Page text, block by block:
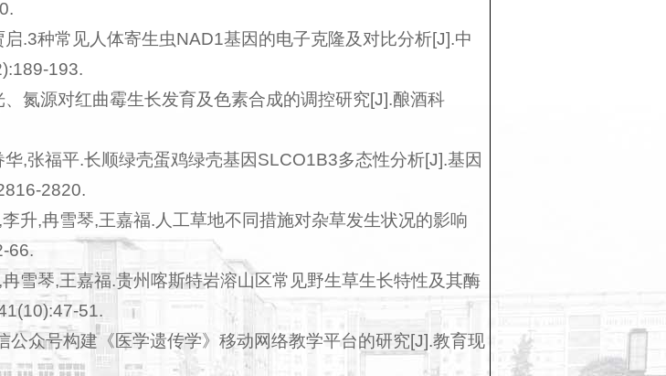
.3种常见人体寄生虫NAD1基因的电子克隆及对比分析[J].中
193.
氮源对红曲霉生长发育及色素合成的调控研究[J].酿酒科
华,张福平.长顺绿壳蛋鸡绿壳基因SLCO1B3多态性分析[J].基因
2820.
升,冉雪琴,王嘉福.人工草地不同措施对杂草发生状况的影响
66.
冉雪琴,王嘉福.贵州喀斯特岩溶山区常见野生草生长特性及其酶
51.
公众号构建《医学遗传学》移动网络教学平台的研究[J].教育现